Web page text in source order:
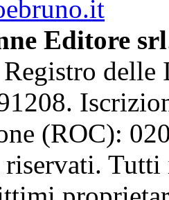
Editore srl
delle
(ROC):
Tutti